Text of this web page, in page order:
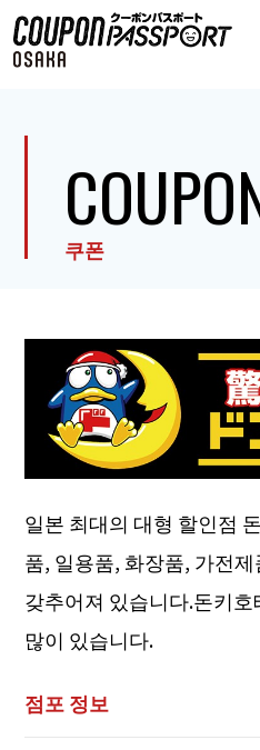
쿠폰
일본 최대의 대형 할인점
품, 일용품, 화장품, 가전
갖추어져 있습니다.돈키
많이 있습니다.
점포 정보